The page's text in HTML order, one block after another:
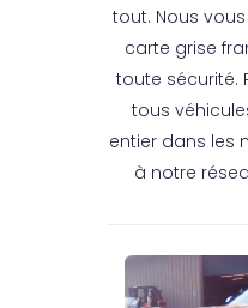
tout. Nous
carte grise
toute sécurité.
tous
entier dans les
à notre